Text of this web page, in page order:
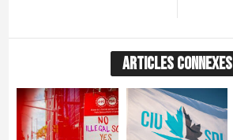
ARTICLES CONNEXES